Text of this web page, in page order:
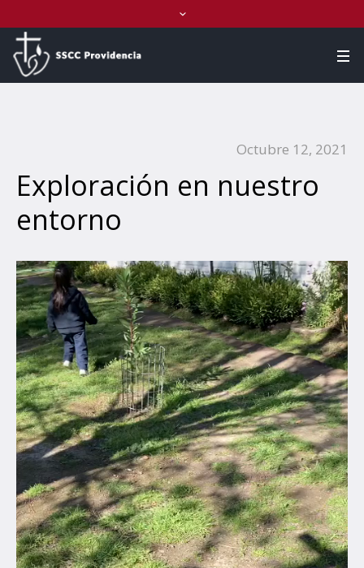
Octubre 12, 2021
Exploración en nuestro
entorno